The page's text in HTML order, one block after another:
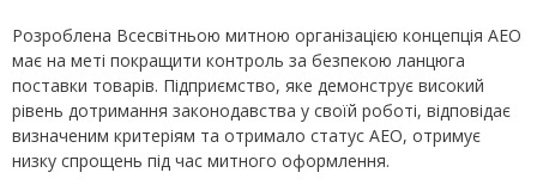
Розроблена Всесвітньою митною організацією концепція АЕО
має на меті покращити контроль за безпекою ланцюга
поставки товарів. Підприємство, яке демонструє високий
рівень дотримання законодавства у своїй роботі, відповідає
визначеним критеріям та отримало статус АЕО, отримує
низку спрощень під час митного оформлення.